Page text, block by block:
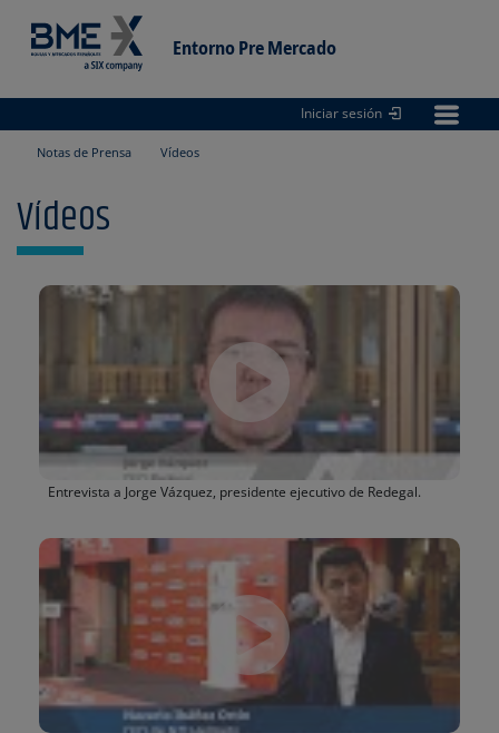
Entorno Pre Mercado
Entorno
pre Mercado
Iniciar sesión
Notas de Prensa Vídeos
Vídeos
Entrevista a Jorge Vázquez, presidente ejecutivo de Redegal.